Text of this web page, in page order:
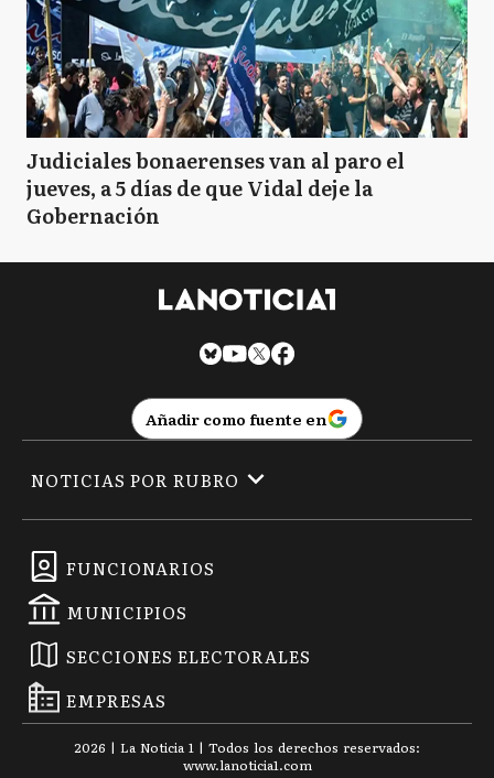
Judiciales bonaerenses van al paro el
jueves, a 5 días de que Vidal deje la
Gobernación
Añadir como fuente en
FUNCIONARIOS
MUNICIPIOS
SECCIONES ELECTORALES
EMPRESAS
NOTICIAS POR RUBRO
2026 | La Noticia 1 | Todos los derechos reservados:
www.lanoticia1.com